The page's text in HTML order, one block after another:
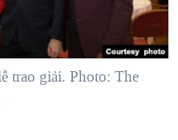
trao giải. Photo: The